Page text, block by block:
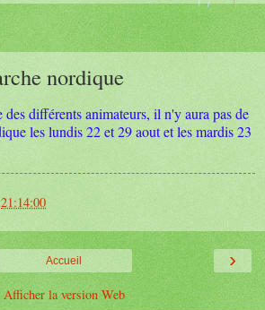
nordique
des différents animateurs, il n'y aura pas de
les lundis 22 et 29 aout et les mardis 23
21:14:00
›
Accueil
Afficher la version Web